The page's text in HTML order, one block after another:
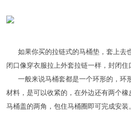
如果你买的拉链式的马桶垫，套上去
闭口像穿衣服拉上外套拉链一样，封闭住
一般来说马桶套都是一个环形的，环
材料，是可以收紧的，在外边还有两个
马桶盖的两角，包住马桶圈即可完成安装